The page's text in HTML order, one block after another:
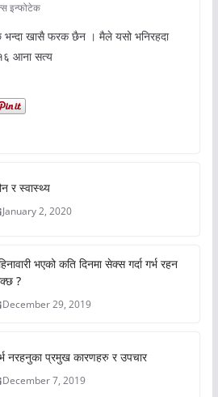
इन्फोटेक
भन्दा खासै फरक छैन । मैले यसो भनिरहदा
आना सत्य
र स्वास्थ्य
January 2, 2020
भएको कति दिनमा सेक्स गर्दा गर्भ रहन
?
December 29, 2019
नरहनुका प्रमुख कारणहरु र उपचार
December 7, 2019